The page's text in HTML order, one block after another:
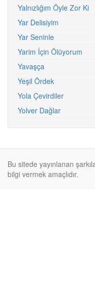
Yalnızlığım Öyle Zor Ki
Yar Delisiyim
Yar Seninle
Yarim İçin Ölüyorum
Yavaşça
Yeşil Ördek
Yola Çevirdiler
Yolver Dağlar
Bu sitede yayınlanan
bilgi vermek amaçlıdır.